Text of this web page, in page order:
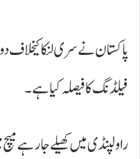
پاکستان نے سری لنکا
فیلڈنگ کا فیصلہ کیا ہے۔
راولپنڈی میں کھیلے جارہے